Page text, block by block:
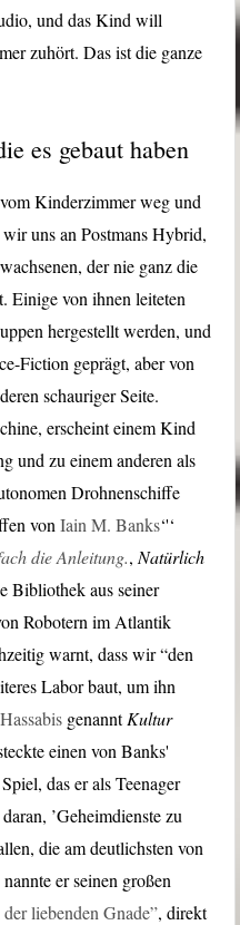
und das Kind will
zuhört. Das ist die ganze
es gebaut haben
Kinderzimmer weg und
uns an Postmans Hybrid,
der nie ganz die
Einige von ihnen leiteten
hergestellt werden, und
Fiction geprägt, aber von
schauriger Seite.
erscheint einem Kind
und zu einem anderen als
Drohnenschiffe
vonIain M. Banks‘'‘
die Anleitung., Natürlich
Bibliothek aus seiner
Robotern im Atlantik
warnt, dass wir “den
Labor baut, um ihn
genanntKultur
einen von Banks'
das er als Teenager
’Geheimdienste zu
die am deutlichsten von
er seinen großen
liebenden Gnade”, direkt